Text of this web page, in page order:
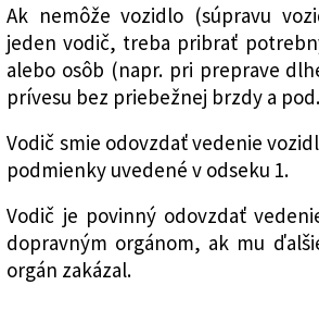
Ak nemôže vozidlo (súpravu
jeden vodič, treba pribrať
alebo osôb (napr. pri preprave
prívesu bez priebežnej brzdy a
Vodič smie odovzdať vedenie
podmienky uvedené v odseku 1.
Vodič je povinný odovzdať
dopravným orgánom, ak mu
orgán zakázal.